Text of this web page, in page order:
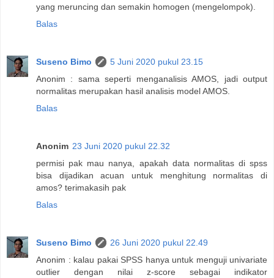
yang meruncing dan semakin homogen (mengelompok).
Balas
Suseno Bimo
5 Juni 2020 pukul 23.15
Anonim : sama seperti menganalisis AMOS, jadi output
normalitas merupakan hasil analisis model AMOS.
Balas
Anonim 23 Juni 2020 pukul 22.32
permisi pak mau nanya, apakah data normalitas di spss
bisa dijadikan acuan untuk menghitung normalitas di
amos? terimakasih pak
Balas
Suseno Bimo
26 Juni 2020 pukul 22.49
Anonim : kalau pakai SPSS hanya untuk menguji univariate
outlier dengan nilai z-score sebagai indikator